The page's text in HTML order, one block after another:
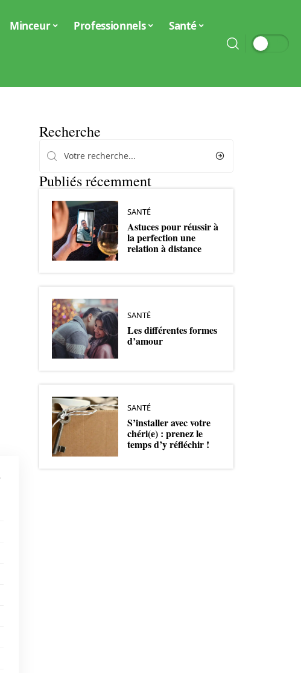
Minceur Professionnels Santé
Recherche
Publiés récemment
SANTÉ
Astuces pour réussir à
la perfection une
relation à distance
SANTÉ
Les différentes formes
d’amour
SANTÉ
S’installer avec votre
chéri(e) : prenez le
temps d’y réfléchir !